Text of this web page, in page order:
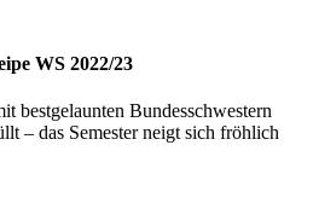
WS 2022/23
bestgelaunten Bundesschwestern
– das Semester neigt sich fröhlich